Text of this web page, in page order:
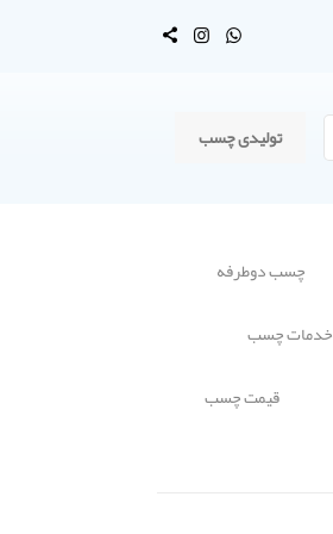
تولیدی چسب
چسب دوطرفه
خدمات چسب
قیمت چسب